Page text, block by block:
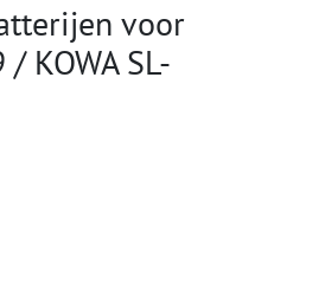
voor
KOWA SL-